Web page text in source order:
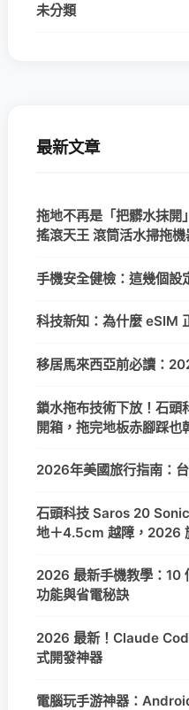
未分類
最新文章
拖地不再是「把髒水抹
搖滾天王 滾筒活水掃拖機
手機安全健檢：這幾個設
科技新知：為什麼 eSIM
移居馬來西亞前必讀：
鎖水拖布技術下放！石
開箱，拖完地板赤腳踩也
2026年美國旅行指南：
石頭科技 Saros 20
地＋4.5cm 越障，2026
2026 最新手機教學：10
功能與省電秘訣
2026 最新！Claude
式開發神器
電腦玩手游神器：